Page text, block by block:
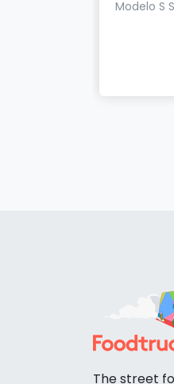
Modelo S
The street